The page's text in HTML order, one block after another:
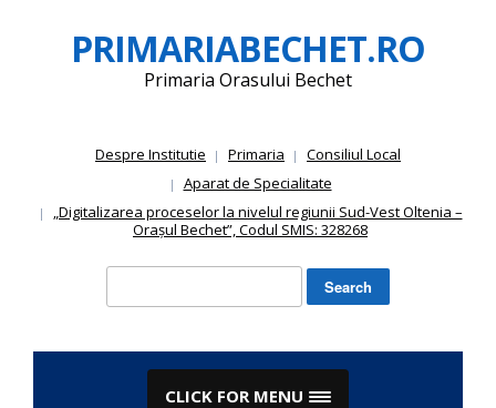
to
content
PRIMARIABECHET.RO
Primaria Orasului Bechet
Despre Institutie Primaria
Consiliul Local
Aparat de Specialitate
„Digitalizarea proceselor la nivelul regiunii Sud-Vest Oltenia –
Orașul Bechet”, Codul SMIS: 328268
CLICK FOR MENU